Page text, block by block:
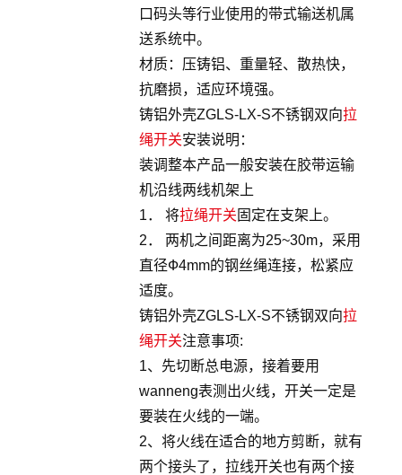
口码头等行业使用的带式输送机属
送系统中。
材质：压铸铝、重量轻、散热快，
抗磨损，适应环境强。
铸铝外壳ZGLS-LX-S不锈钢双向拉
绳开关安装说明：
装调整本产品一般安装在胶带运输
机沿线两线机架上
1． 将拉绳开关 固定在支架上。
2． 两机之间距离为25~30m，采用
直径Ф4mm的钢丝绳连接，松紧应
适度。
铸铝外壳ZGLS-LX-S不锈钢双向拉
绳开关注意事项:
1、先切断总电源，接着要用
wanneng表测出火线，开关一定是
要装在火线的一端。
2、将火线在适合的地方剪断，就有
两个接头了，拉线开关也有两个接